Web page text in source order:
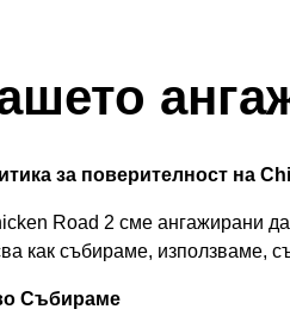
за поверителност на
Road 2 сме ангажирани
как събираме, използваме,
Събираме